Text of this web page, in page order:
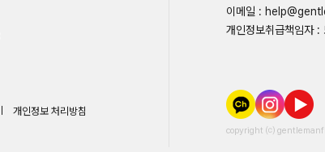
개인정보 처리방침
이메일 :
개인정보취급책임자 :
copyright ⒞